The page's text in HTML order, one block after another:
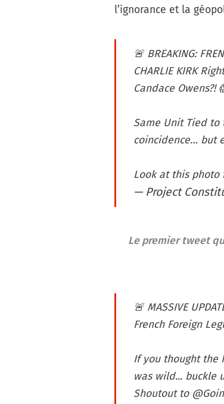
l’ignorance et la
🚨 BREAKING:
CHARLIE KIRK
Candace Owens?!
Same Unit Tied to
coincidence… but
Look at this
— Project
Le premier tweet
🚨 MASSIVE
French Foreign
If you thought the
was wild... buckle
Shoutout to